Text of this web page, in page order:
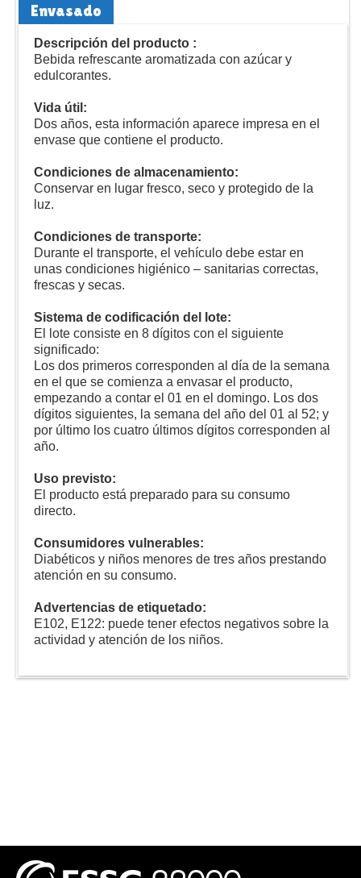
Envasado
Descripción del producto :
Bebida refrescante aromatizada con azúcar y
edulcorantes.
Vida útil:
Dos años, esta información aparece impresa en el
envase que contiene el producto.
Condiciones de almacenamiento:
Conservar en lugar fresco, seco y protegido de la
luz.
Condiciones de transporte:
Durante el transporte, el vehículo debe estar en
unas condiciones higiénico – sanitarias correctas,
frescas y secas.
Sistema de codificación del lote:
El lote consiste en 8 dígitos con el siguiente
significado:
Los dos primeros corresponden al día de la semana
en el que se comienza a envasar el producto,
empezando a contar el 01 en el domingo. Los dos
dígitos siguientes, la semana del año del 01 al 52; y
por último los cuatro últimos dígitos corresponden al
año.
Uso previsto:
El producto está preparado para su consumo
directo.
Consumidores vulnerables:
Diabéticos y niños menores de tres años prestando
atención en su consumo.
Advertencias de etiquetado:
E102, E122: puede tener efectos negativos sobre la
actividad y atención de los niños.